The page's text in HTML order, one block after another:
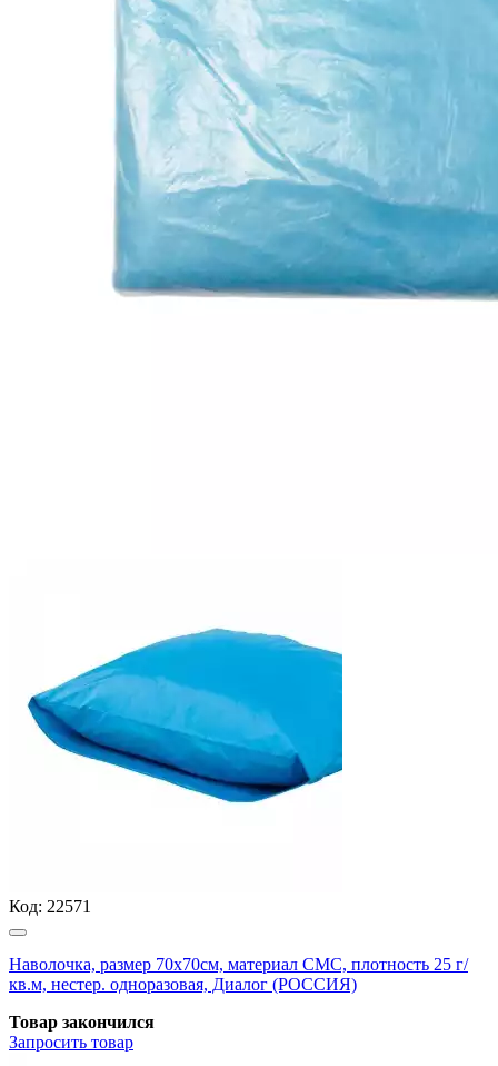
Код: 22571
Наволочка, размер 70х70см, материал СМС, плотность 25 г/
кв.м, нестер. одноразовая, Диалог (РОССИЯ)
Товар закончился
Запросить товар